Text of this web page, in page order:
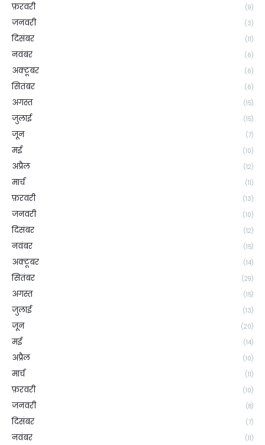
फ़रवरी (9)
जनवरी (3)
दिसंबर (11)
नवंबर (6)
अक्टूबर (6)
सितंबर (6)
अगस्त (15)
जुलाई (15)
जून (7)
मई (10)
अप्रैल (12)
मार्च (11)
फ़रवरी (13)
जनवरी (10)
दिसंबर (12)
नवंबर (15)
अक्टूबर (14)
सितंबर (29)
अगस्त (15)
जुलाई (13)
जून (20)
मई (14)
अप्रैल (10)
मार्च (11)
फ़रवरी (10)
जनवरी (8)
दिसंबर (7)
नवंबर (11)